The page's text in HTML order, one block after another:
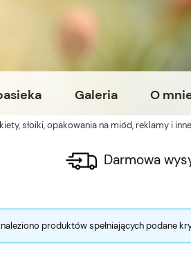
Galeria O
słoiki, opakowania na miód, reklamy i inne
Darmowa
produktów spełniających podane